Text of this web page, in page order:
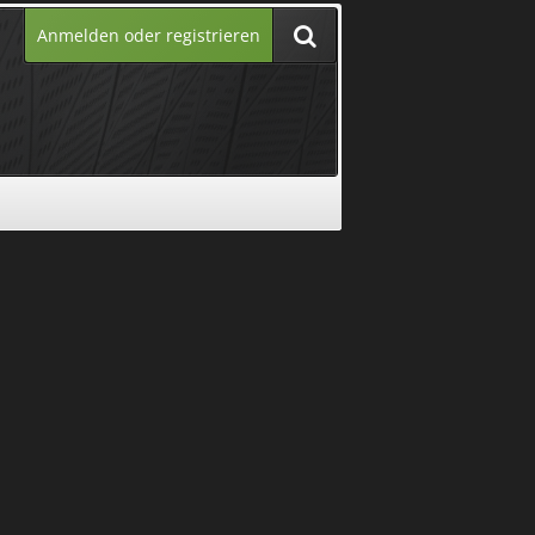
Anmelden oder registrieren